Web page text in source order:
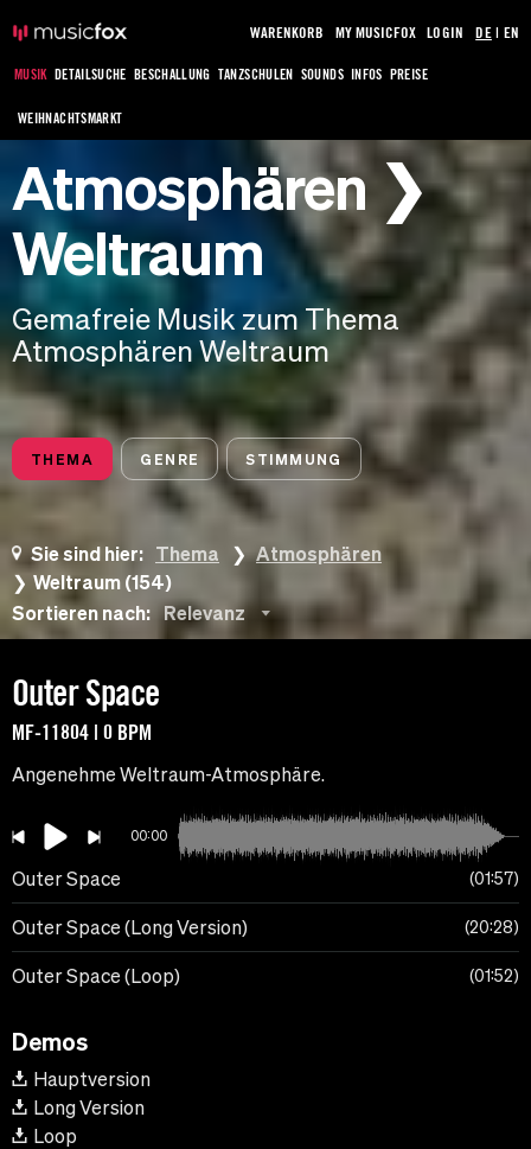
MUSIK DETAILSUCHE BESCHALLUNG TANZSCHULEN SOUNDS INFOS PREISE
WEIHNACHTSMARKT
WARENKORB MY MUSICFOX LOGIN DE| EN
Atmosphären ❯
Weltraum
Gemafreie Musik zum Thema
Atmosphären Weltraum
THEMA GENRE STIMMUNG
Sie sind hier: Thema
Atmosphären
Weltraum (154)
Sortieren nach: Relevanz
Outer Space
MF-11804 | 0 BPM
Angenehme Weltraum-Atmosphäre.
00:00
Outer Space 01:57
Outer Space (Long Version) 20:28
Outer Space (Loop) 01:52
Demos
Hauptversion
Long Version
Loop